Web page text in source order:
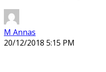
M Annas
20/12/2018 5:15 PM